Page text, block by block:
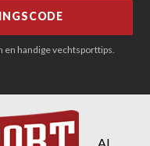
handige vechtsporttips.
Al